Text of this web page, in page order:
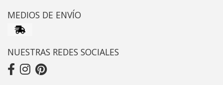
MEDIOS DE ENVÍO
NUESTRAS REDES SOCIALES